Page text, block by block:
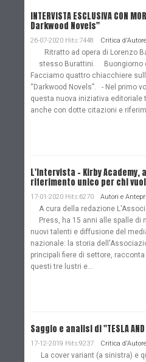
INTERVISTA ESCLUSIVA CON
Darkwood Novels"
26-07-2020 Hits:7448 Critica d'Autore
Ritratto ad opera di Lorenzo
stesso Burattini. Buongiorno
Facciamo quattro chiacchiere
“Darkwood Novels”. - Nel primo
questa nuova iniziativa editoriale
anche con dotte citazioni e
L'Intervista - Kirby Academy,
riferimento unico per chi
17-01-2020 Hits:6270 Autori e
A cura della redazione
Press, ha 15 anni alle spalle
nuovi talenti e diffusione del
nazionale: la storia
principali fiere di settore,
questi tre lustri e...
Saggio e analisi di "TESLA AND
17-12-2019 Hits:9237 Critica d'Autore
La cover variant (a sinistra) e